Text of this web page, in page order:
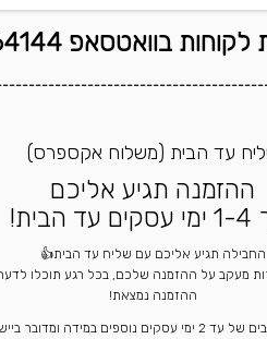
בוואטסאפ 072-3264144
עד הבית (משלוח אקספרס)
ההזמנה תגיע אליכם
החבילה תגיע אליכם עם שליח עד הבית👍
מעקב על ההזמנה שלכם, בכל רגע תוכלו
ההזמנה נמצאת!
*ייתכנו עיכובים של עד 2 ימי עסקים נוספים במידה ומדובר